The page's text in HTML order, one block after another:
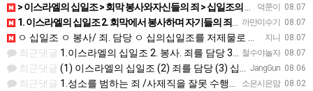
덕쭌이 08.07
> 이스라엘의 십일조 > 회막 봉사와자신들의 죄 > 십일조의 십일조 > 가장 좋은 부분 > 성물을 더럽히지 …
까만미수기 08.07
1. 이스라엘의 십일조 2. 회막에서 봉사하며 자기들의 죄를 담당 3. 열째 몫. 십일조의 십일조 4. 받은…
지니 08.07
ㅇ 십일조 ㅇ 봉사/ 죄. 담당 ㅇ 십의십일조를 저제물로 드림 ㅇ 흠 없고 아름다운것 ㅇ 죄 / 죽음
철수야놀자 08.07
최근댓글 1.이스라엘의 십일조 2. 봉사. 죄를 담당 3.십일조 4 흠 없이 좋은 것 5.죄. 죽음
JangGun 08.06
최근댓글 (1) 이스라엘의 십일조 (2) 죄를 담당 (3) 십일조의 십일조 (4) 가장 아름다운 것 (5) 성물을 더…
소은시은맘 08.02
최근댓글 1.성소를 범하는 죄 /사제직을 잘못 수행한죄 2.진노가 다시는 이스라엘 자손에게 미치지 않는다. 3.모든 …